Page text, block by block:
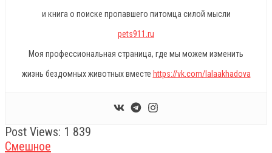
и книга о поиске пропавшего питомца силой мысли
pets911.ru
Моя профессиональная страница, где мы можем изменить
жизнь бездомных животных вместе https://vk.com/lalaakhadova
Post Views: 1 839
Смешное